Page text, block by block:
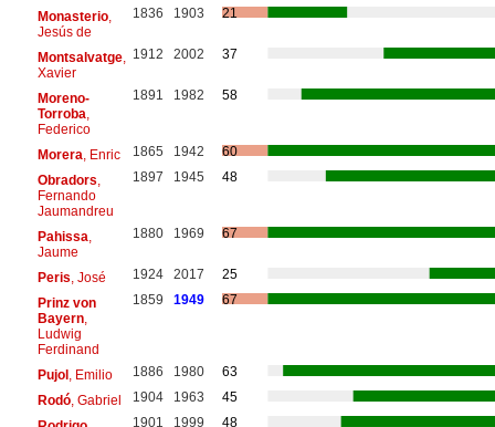
Monasterio,
Jesús de
1836 1903 21
Montsalvatge,
Xavier
1912 2002 37
Moreno-
Torroba
Federico
1891 1982 58
Morera , Enric 1865 1942
60
Obradors
Fernando
Jaumandreu
1897 1945 48
Pahissa
Jaume
1880 1969 67
Peris , José 1924 2017
25
Prinz von
Bayern,
Ludwig
Ferdinand
1859 1949 67
Pujol, Emilio 1886 1980
63
Rodó, Gabriel 1904 1963
45
1901 1999 48